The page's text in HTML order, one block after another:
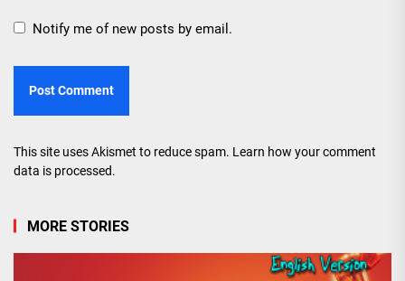
Notify me of new posts by email.
This site uses Akismet to reduce spam. Learn how your comment
data is processed.
MORE STORIES